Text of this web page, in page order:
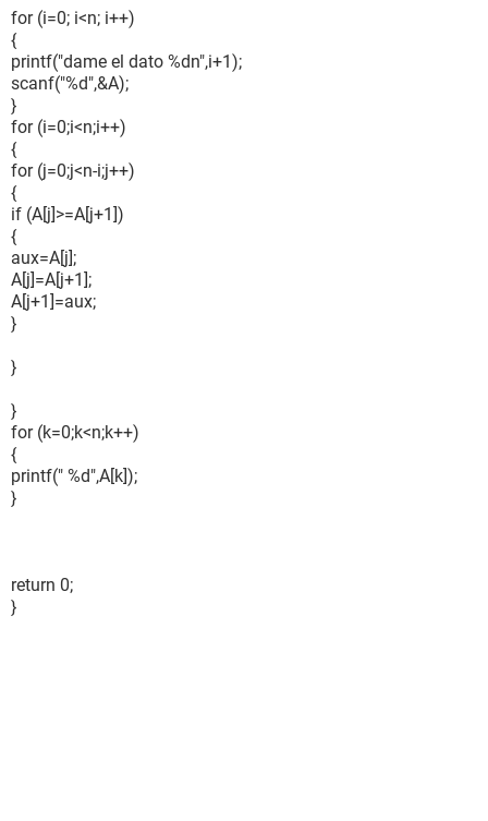
for (i=0; i<n; i++)
{
printf("dame el dato %dn",i+1);
scanf("%d",&A);
}
for (i=0;i<n;i++)
{
for (j=0;j<n-i;j++)
{
if (A[j]>=A[j+1])
{
aux=A[j];
A[j]=A[j+1];
A[j+1]=aux;
}
}
}
for (k=0;k<n;k++)
{
printf(" %d",A[k]);
}
return 0;
}